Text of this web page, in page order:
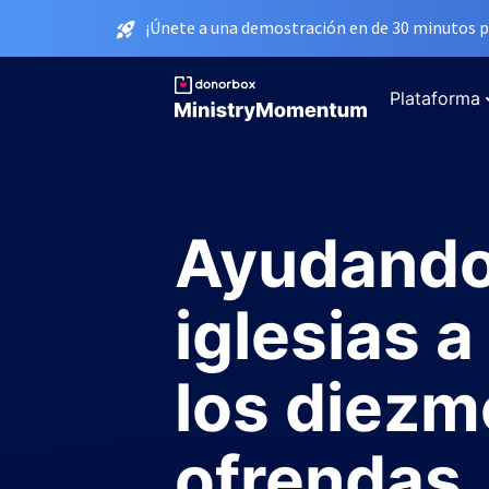
¡Únete a una demostración en de 30 minutos
Plataforma
iglesias
los